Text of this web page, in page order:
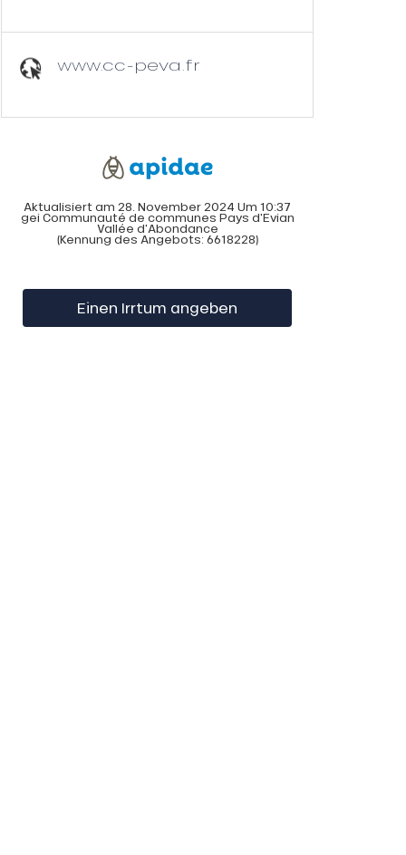
www.cc-peva.fr
Aktualisiert am 28. November 2024 Um 10:37
gei Communauté de communes Pays d'Evian
Vallée d'Abondance
(Kennung des Angebots: 6618228)
Einen Irrtum angeben